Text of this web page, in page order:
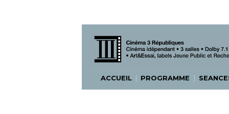
ACCUEIL | PROGRAMME |